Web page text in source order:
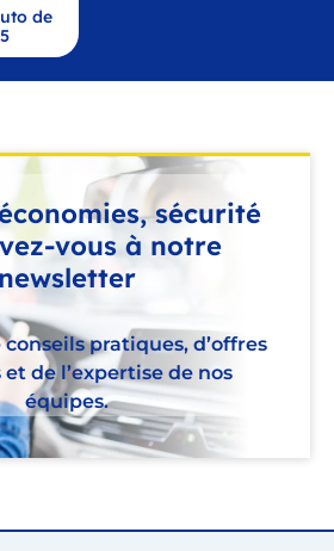
de
sécurité
vous à notre
newsletter
pratiques, d’offres
de l’expertise de nos
équipes.